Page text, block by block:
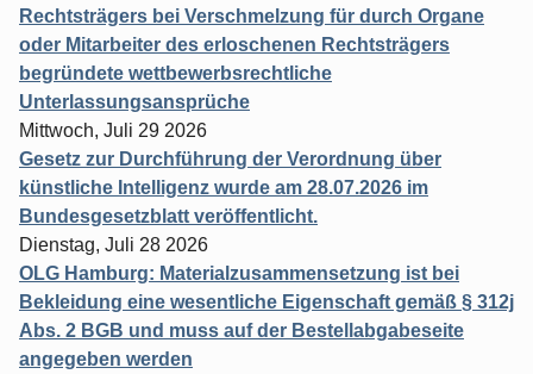
Rechtsträgers bei Verschmelzung für durch Organe
oder Mitarbeiter des erloschenen Rechtsträgers
begründete wettbewerbsrechtliche
Unterlassungsansprüche
Mittwoch, Juli 29 2026
Gesetz zur Durchführung der Verordnung über
künstliche Intelligenz wurde am 28.07.2026 im
Bundesgesetzblatt veröffentlicht.
Dienstag, Juli 28 2026
OLG Hamburg: Materialzusammensetzung ist bei
Bekleidung eine wesentliche Eigenschaft gemäß § 312j
Abs. 2 BGB und muss auf der Bestellabgabeseite
angegeben werden